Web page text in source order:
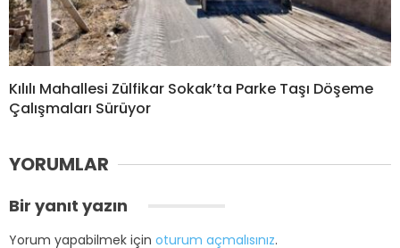
Kılılı Mahallesi Zülfikar Sokak’ta Parke Taşı Döşeme
Çalışmaları Sürüyor
YORUMLAR
Bir yanıt yazın
Yorum yapabilmek için oturum açmalısınız.